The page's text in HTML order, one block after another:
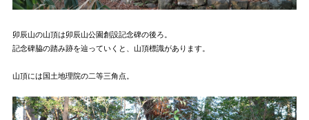
卯辰山の山頂は卯辰山公園創設記念碑の後ろ。
記念碑脇の踏み跡を辿っていくと、山頂標識があります。
山頂には国土地理院の二等三角点。